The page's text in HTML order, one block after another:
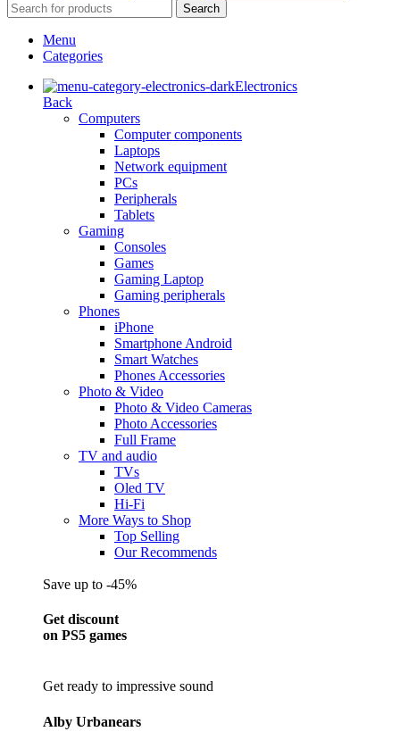
Search
Menu
Categories
Electronics
Back
Computers
Computer components
Laptops
Network equipment
PCs
Peripherals
Tablets
Gaming
Consoles
Games
Gaming Laptop
Gaming peripherals
Phones
iPhone
Smartphone Android
Smart Watches
Phones Accessories
Photo & Video
Photo & Video Cameras
Photo Accessories
Full Frame
TV and audio
TVs
Oled TV
Hi-Fi
More Ways to Shop
Top Selling
Our Recommends
Save up to -45%
Get discount
on PS5 games
Get ready to impressive sound
Alby Urbanears